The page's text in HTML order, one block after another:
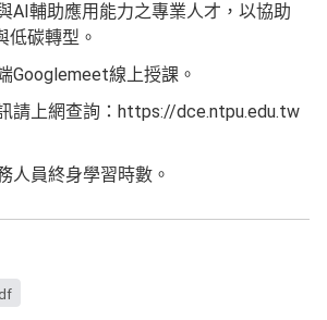
AI輔助應用能力之專業人才，以協助
低碳轉型。
Googlemeet線上授課。
請上網查詢：https://dce.ntpu.edu.tw
人員終身學習時數。